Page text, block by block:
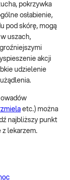
pokrzywka
osłabienie,
pod skórę, mogą
uszach,
akcji
udzielenie
owadów
etc.) można
najbliższy punkt
z lekarzem.